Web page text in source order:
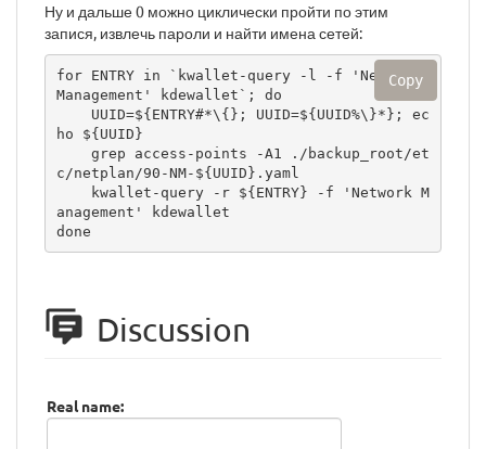
Ну и дальше 0 можно циклически пройти по этим
запися, извлечь пароли и найти имена сетей:
for ENTRY in `kwallet-query -l -f 'Network
Management' kdewallet`; do
ho ${UUID}
c/netplan/90-NM-${UUID}.yaml
anagement' kdewallet
done
Copy
Discussion
Real name: